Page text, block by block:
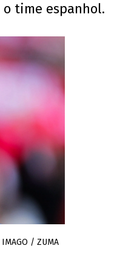
time espanhol.
/ ZUMA